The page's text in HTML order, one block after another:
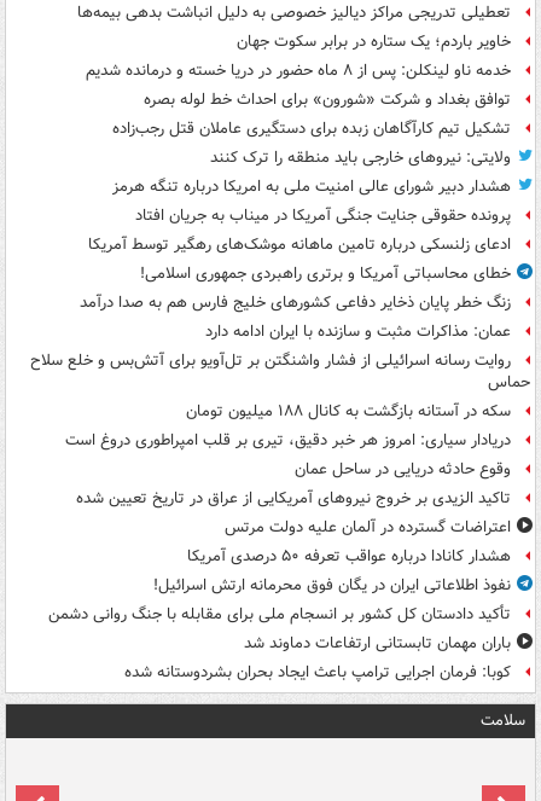
تعطیلی تدریجی مراکز دیالیز خصوصی به دلیل انباشت بدهی بیمه‌ها
خاویر باردم؛ یک ستاره در برابر سکوت جهان
خدمه ناو لینکلن: پس از ۸ ماه حضور در دریا خسته و درمانده‌ شدیم
توافق بغداد و شرکت «شورون» برای احداث خط لوله بصره
تشکیل تیم کارآگاهان زبده برای دستگیری عاملان قتل رجب‌زاده
ولایتی: نیروهای خارجی باید منطقه را ترک کنند
هشدار دبیر شورای عالی امنیت ملی به امریکا درباره تنگه هرمز
پرونده حقوقی جنایت جنگی آمریکا در میناب به جریان افتاد
ادعای زلنسکی درباره تامین ماهانه موشک‌های رهگیر توسط آمریکا
خطای محاسباتی آمریکا و برتری راهبردی جمهوری اسلامی!
زنگ خطر پایان ذخایر دفاعی کشورهای خلیج فارس هم به صدا درآمد
عمان: مذاکرات مثبت و سازنده با ایران ادامه دارد
روایت رسانه اسرائیلی از فشار واشنگتن بر تل‌آویو برای آتش‌بس و خلع سلاح
حماس
سکه در آستانه بازگشت به کانال ۱۸۸ میلیون تومان
دریادار سیاری: امروز هر خبر دقیق، تیری بر قلب امپراطوری دروغ است
وقوع حادثه دریایی در ساحل عمان
تاکید الزیدی بر خروج نیروهای آمریکایی از عراق در تاریخ تعیین شده
اعتراضات گسترده در آلمان علیه دولت مرتس
هشدار کانادا درباره عواقب تعرفه ۵۰ درصدی آمریکا
نفوذ اطلاعاتی ایران در یگان فوق محرمانه ارتش اسرائیل!
تأکید دادستان کل کشور بر انسجام ملی برای مقابله با جنگ روانی دشمن
باران مهمان تابستانی ارتفاعات دماوند شد
کوبا: فرمان اجرایی ترامپ باعث ایجاد بحران بشردوستانه شده
سلامت